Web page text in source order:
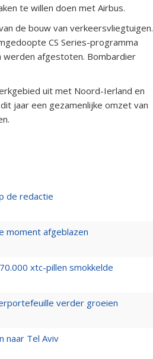
te willen doen met Airbus.
de bouw van verkeersvliegtuigen.
CS Series-programma
werden afgestoten. Bombardier
uit met Noord-Ierland en
jaar een gezamenlijke omzet van
de redactie
moment afgeblazen
xtc-pillen smokkelde
verder groeien
naar Tel Aviv